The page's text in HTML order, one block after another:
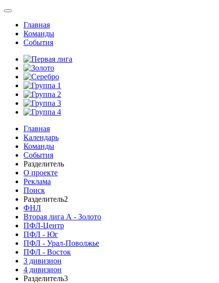
Главная
Команды
События
Главная
Календарь
Команды
События
Разделитель
О проекте
Реклама
Поиск
Разделитель2
ФНЛ
Вторая лига А - Золото
ПФЛ-Центр
ПФЛ - Юг
ПФЛ - Урал-Поволжье
ПФЛ - Восток
3 дивизион
4 дивизион
Разделитель3